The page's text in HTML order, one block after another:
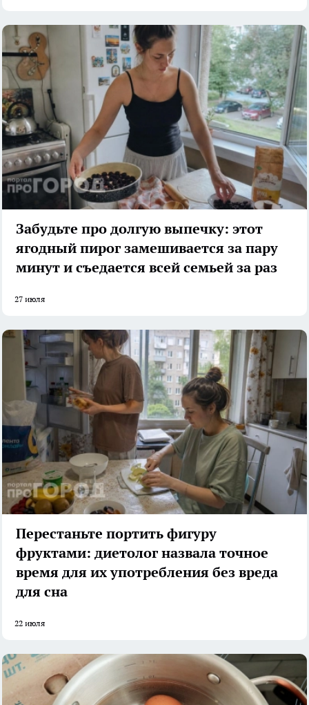
Забудьте про долгую выпечку: этот
ягодный пирог замешивается за пару
минут и съедается всей семьей за раз
27 июля
Перестаньте портить фигуру
фруктами: диетолог назвала точное
время для их употребления без вреда
для сна
22 июля